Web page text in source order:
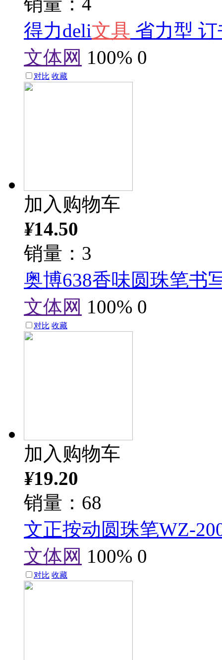
得力deli文具 省力型
文体网 100% 0
对比 收藏
加入购物车
¥14.50
销量：3
奥博638香味圆珠笔书
文体网 100% 0
对比 收藏
加入购物车
¥19.20
销量：68
文正按动圆珠笔WZ-
文体网 100% 0
对比 收藏